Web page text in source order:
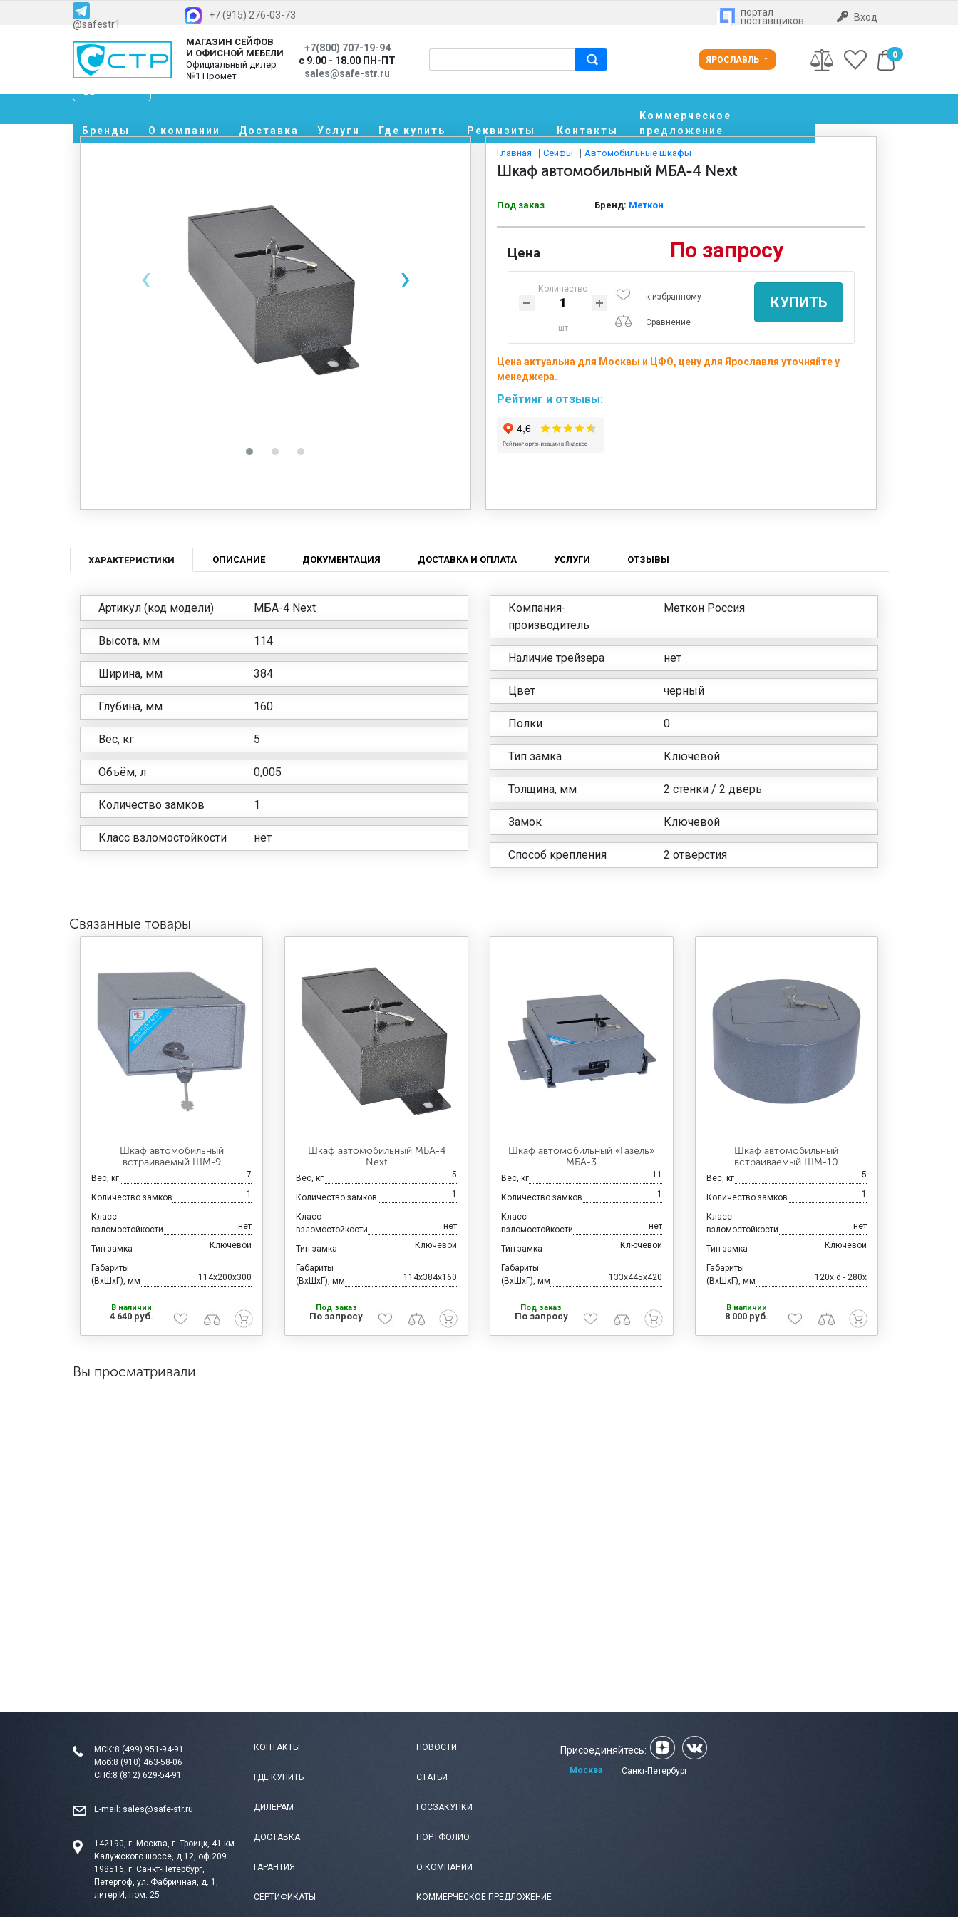
@safestr1
+7 (915) 276-03-73 портал
поставщиков Вход
МАГАЗИН СЕЙФОВ
И ОФИСНОЙ МЕБЕЛИ
Официальный дилер
№1 Промет
+7(800) 707-19-94
с 9.00 - 18.00 ПН-ПТ
sales@safe-str.ru
ЯРОСЛАВЛЬ 0
Бренды О компании Доставка Услуги Где купить Реквизиты Контакты
Коммерческое
предложение
‹ ›
Главная Сейфы Автомобильные шкафы
Шкаф автомобильный МБА-4 Next
Под заказ Бренд: Меткон
Цена По запросу
Количество
шт
к избранному
Сравнение
КУПИТЬ
Цена актуальна для Москвы и ЦФО, цену для Ярославля уточняйте у
менеджера.
Рейтинг и отзывы:
ХАРАКТЕРИСТИКИ ОПИСАНИЕ ДОКУМЕНТАЦИЯ ДОСТАВКА И ОПЛАТА УСЛУГИ ОТЗЫВЫ
Артикул (код модели) МБА-4 Next
Высота, мм 114
Ширина, мм 384
Глубина, мм 160
Вес, кг 5
Объём, л 0,005
Количество замков 1
Класс взломостойкости нет
Компания-
производитель
Меткон Россия
Наличие трейзера нет
Цвет черный
Полки 0
Тип замка Ключевой
Толщина, мм 2 стенки / 2 дверь
Замок Ключевой
Способ крепления 2 отверстия
Связанные товары
Шкаф автомобильный
встраиваемый ШМ-9
Вес, кг 7
Количество замков 1
Класс
взломостойкости
нет
Тип замка Ключевой
Габариты
(ВхШхГ), мм
114x200x300
В наличии
4 640 руб.
Шкаф автомобильный МБА-4
Next
Вес, кг 5
Количество замков 1
Класс
взломостойкости
нет
Тип замка Ключевой
Габариты
(ВхШхГ), мм
114x384x160
Под заказ
По запросу
Шкаф автомобильный «Газель»
МБА-3
Вес, кг 11
Количество замков 1
Класс
взломостойкости
нет
Тип замка Ключевой
Габариты
(ВхШхГ), мм
133x445x420
Под заказ
По запросу
Шкаф автомобильный
встраиваемый ШМ-10
Вес, кг 5
Количество замков 1
Класс
взломостойкости
нет
Тип замка Ключевой
Габариты
(ВхШхГ), мм
120x d - 280x
В наличии
8 000 руб.
Вы просматривали
МСК:8 (499) 951-94-91
Моб:8 (910) 463-58-06
СПб:8 (812) 629-54-91
E-mail: sales@safe-str.ru
142190, г. Москва, г. Троицк, 41 км
Калужского шоссе, д.12, оф.209
198516, г. Санкт-Петербург,
Петергоф, ул. Фабричная, д. 1,
литер И, пом. 25
КОНТАКТЫ
ГДЕ КУПИТЬ
ДИЛЕРАМ
ДОСТАВКА
ГАРАНТИЯ
СЕРТИФИКАТЫ
НОВОСТИ
СТАТЬИ
ГОСЗАКУПКИ
ПОРТФОЛИО
О КОМПАНИИ
КОММЕРЧЕСКОЕ ПРЕДЛОЖЕНИЕ
Присоединяйтесь:
Москва Санкт-Петербург